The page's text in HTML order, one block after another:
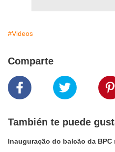
#Videos
Comparte
También te puede
Inauguração do balcão da BPC